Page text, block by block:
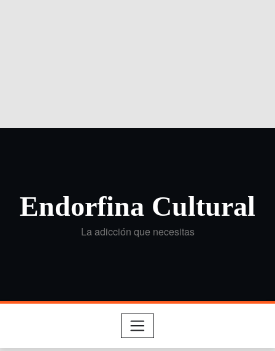
Endorfina Cultural
La adicción que necesitas